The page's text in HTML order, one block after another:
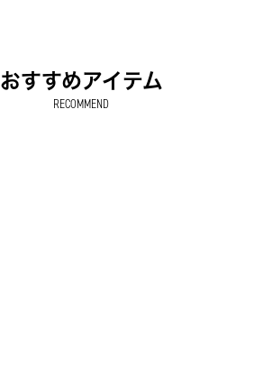
おすすめアイテム
RECOMMEND